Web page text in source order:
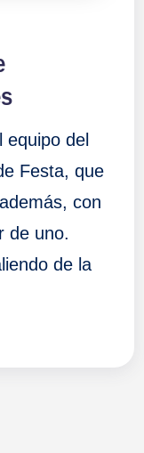
del
Festa, que
con
de uno.
de la